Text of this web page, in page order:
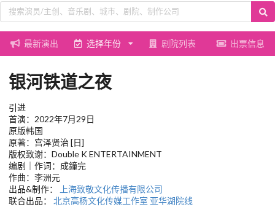
最新演出 选择年份 剧院列表 出票信息
银河铁道之夜
引进
首演：2022年7月29日
原版韩国
原著：宫泽贤治 [日]
版权致谢：Double K ENTERTAINMENT
编剧｜作词：成鐘完
作曲：李洲元
出品&制作：
上海致敬文化传播有限公司
联合出品： 北京高杨文化传媒工作室 亚华湖院线